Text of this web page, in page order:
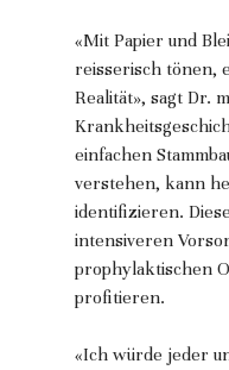
«Mit Papier und
reisserisch tönen,
Realität», sagt Dr.
einfachen
verstehen, kann
identifizieren.
intensiveren
prophylaktischen
profitieren.
«Ich würde jeder